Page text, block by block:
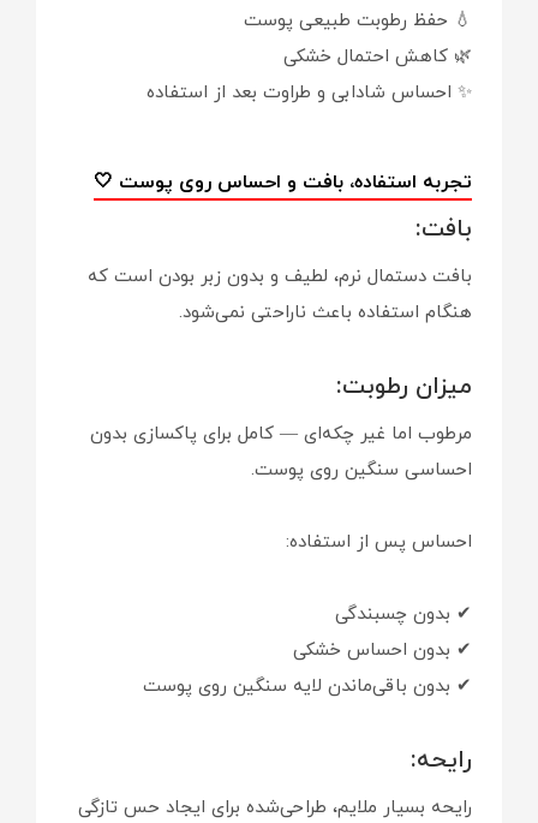
💧 حفظ رطوبت طبیعی پوست
🌿 کاهش احتمال خشکی
✨ احساس شادابی و طراوت بعد از استفاده
تجربه استفاده، بافت و احساس روی پوست 🤍
بافت:
بافت دستمال نرم، لطیف و بدون زبر بودن است که
هنگام استفاده باعث ناراحتی نمی‌شود.
میزان رطوبت:
مرطوب اما غیر چکه‌ای — کامل برای پاکسازی بدون
احساسی سنگین روی پوست.
احساس پس از استفاده:
✔ بدون چسبندگی
✔ بدون احساس خشکی
✔ بدون باقی‌ماندن لایه سنگین روی پوست
رایحه:
رایحه بسیار ملایم، طراحی‌شده برای ایجاد حس تازگی